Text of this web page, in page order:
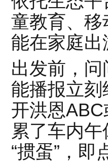
童教育、
能在家庭
出发前，问
能播报立
开洪恩
累了车内
“掼蛋”，即